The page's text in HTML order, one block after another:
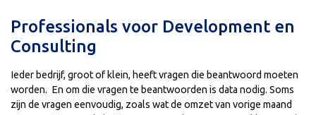
Professionals voor Development en
Consulting
Ieder bedrijf, groot of klein, heeft vragen die beantwoord moeten
worden. En om die vragen te beantwoorden is data nodig. Soms
zijn de vragen eenvoudig, zoals wat de omzet van vorige maand